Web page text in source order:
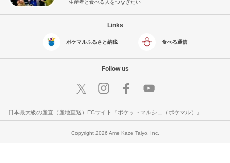
生産者と食べる人をつなぎたい
Links
ポケマルふるさと納税 食べる通信
Follow us
日本最大級の産直（産地直送）ECサイト『ポケットマルシェ（ポケマル）』
Copyright 2026 Ame Kaze Taiyo, Inc.